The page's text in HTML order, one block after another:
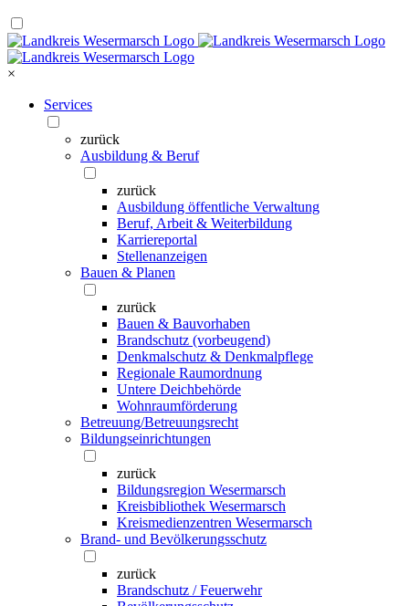
×
Services
zurück
Ausbildung & Beruf
zurück
Ausbildung öffentliche Verwaltung
Beruf, Arbeit & Weiterbildung
Karriereportal
Stellenanzeigen
Bauen & Planen
zurück
Bauen & Bauvorhaben
Brandschutz (vorbeugend)
Denkmalschutz & Denkmalpflege
Regionale Raumordnung
Untere Deichbehörde
Wohnraumförderung
Betreuung/Betreuungsrecht
Bildungseinrichtungen
zurück
Bildungsregion Wesermarsch
Kreisbibliothek Wesermarsch
Kreismedienzentren Wesermarsch
Brand- und Bevölkerungsschutz
zurück
Brandschutz / Feuerwehr